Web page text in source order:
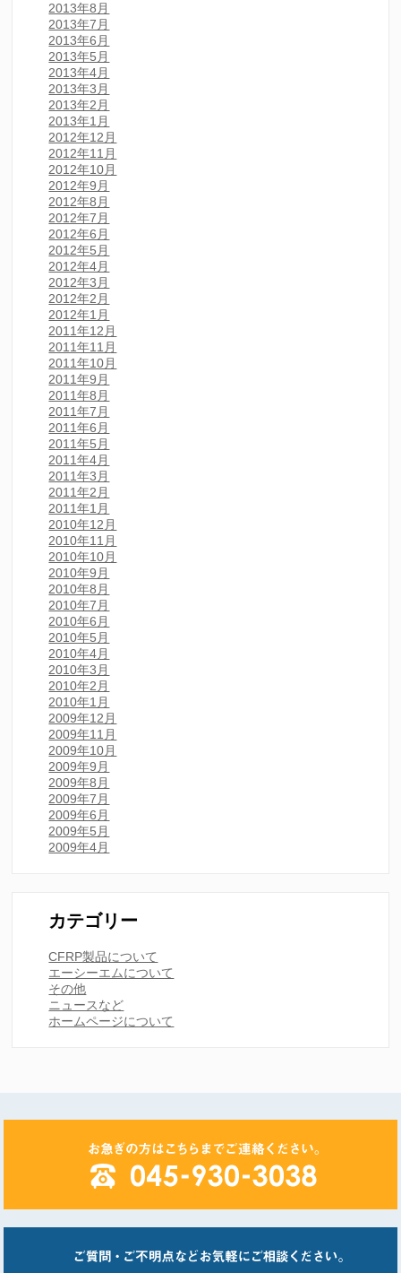
2013年8月
2013年7月
2013年6月
2013年5月
2013年4月
2013年3月
2013年2月
2013年1月
2012年12月
2012年11月
2012年10月
2012年9月
2012年8月
2012年7月
2012年6月
2012年5月
2012年4月
2012年3月
2012年2月
2012年1月
2011年12月
2011年11月
2011年10月
2011年9月
2011年8月
2011年7月
2011年6月
2011年5月
2011年4月
2011年3月
2011年2月
2011年1月
2010年12月
2010年11月
2010年10月
2010年9月
2010年8月
2010年7月
2010年6月
2010年5月
2010年4月
2010年3月
2010年2月
2010年1月
2009年12月
2009年11月
2009年10月
2009年9月
2009年8月
2009年7月
2009年6月
2009年5月
2009年4月
カテゴリー
CFRP製品について
エーシーエムについて
その他
ニュースなど
ホームページについて